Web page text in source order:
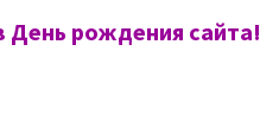
День рождения сайта!